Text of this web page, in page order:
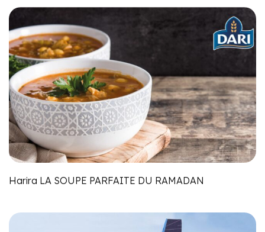
Harira LA SOUPE PARFAITE DU RAMADAN